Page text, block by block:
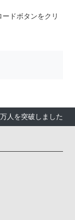
ドボタンをクリ
人を突破しました